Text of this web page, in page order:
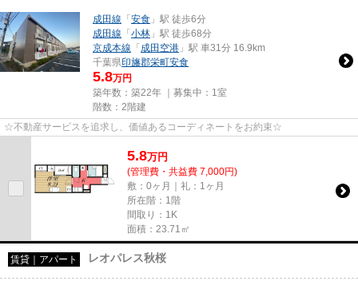
成田線 「安食 」駅 徒歩6分
成田線 「小林 」駅 徒歩68分
京成本線 「成田空港 」駅 車31分 16.9km
千葉県印旛郡栄町安食
5.8万円
築年数：築22年 ｜募集中： 1室
階数：2階建
☆不動産サービスを追求し、価値あるコーディネートをお約束☆
5.8万円
(管理費・共益費 7,000円)
敷：0ヶ月｜礼：1ヶ月
所在階：1階
間取り：1K
面積：23.71㎡
賃貸｜アパート レオパレス秋桜